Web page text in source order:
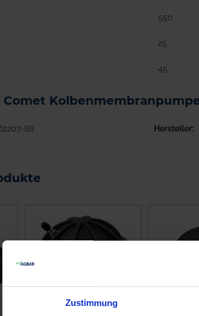
Zustimmung
550
25
45
88 Hersteller